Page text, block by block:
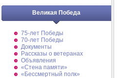
Великая Победа
75-лет Победы
70-лет Победы
Документы
Рассказы о ветеранах
Объявления
«Стена памяти»
«Бессмертный полк»